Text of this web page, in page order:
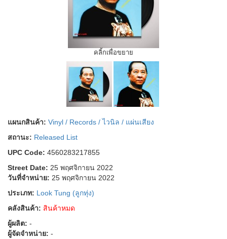
คลิ้กเพื่อขยาย
แผนกสินค้า: Vinyl / Records / ไวนิล / แผ่นเสียง
สถานะ: Released List
UPC Code: 4560283217855
Street Date: 25 พฤศจิกายน 2022
วันที่จำหน่าย: 25 พฤศจิกายน 2022
ประเภท: Look Tung (ลูกทุ่ง)
คลังสินค้า: สินค้าหมด
ผู้ผลิต: -
ผู้จัดจำหน่าย: -